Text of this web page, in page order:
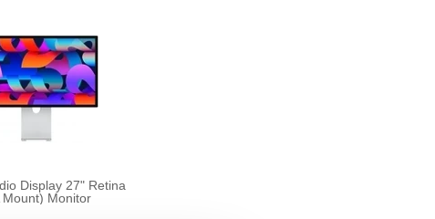
Display 27" Retina
Mount) Monitor